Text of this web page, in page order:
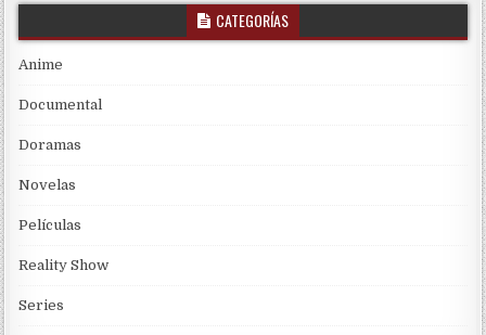
CATEGORÍAS
Anime
Documental
Doramas
Novelas
Películas
Reality Show
Series